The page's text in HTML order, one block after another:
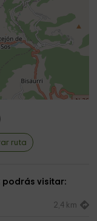
)
ruta
podrás visitar:
2,4 km